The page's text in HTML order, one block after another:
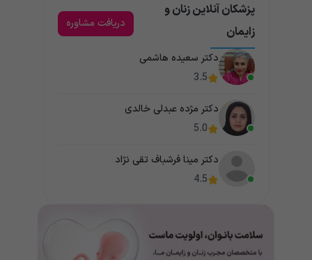
پزشکان آنلاین زنان و
زایمان
دریافت مشاوره
دکتر سعیده هاشمی
3.5
دکتر مژده عبدلی خالدی
5.0
دکتر مینا فرشباف تقی نژاد
4.5